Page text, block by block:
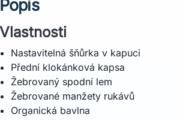
Hmotnost: 725,0 g
Délka zad: 72 cm
Péče o praní
Praní v pračce ve studené vodě – 30°C
Nepoužívat bělidlo
Nesušit v sušičce
Žehlit při střední teplotě